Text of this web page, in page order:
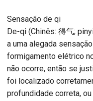
Sensação de qi
De-qi (Chinês: 得气;
a uma alegada
formigamento elétrico
não ocorre, então se
foi localizado
profundidade correta,